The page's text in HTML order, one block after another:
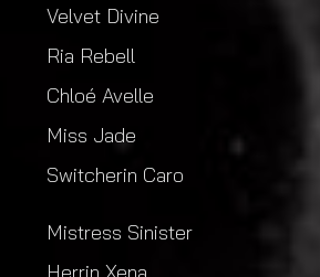
Velvet Divine
Ria Rebell
Chloé Avelle
Miss Jade
Switcherin Caro
Mistress Sinister
Herrin Xena